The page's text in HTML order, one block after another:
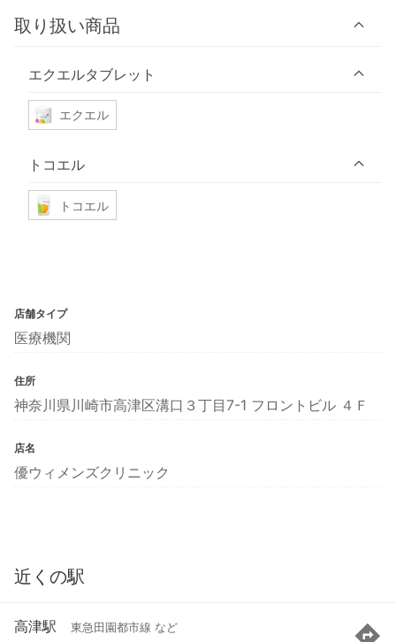
取り扱い商品
エクエルタブレット
エクエル
トコエル
トコエル
店舗タイプ
医療機関
住所
神奈川県川崎市高津区溝口３丁目7-1 フロントビル ４Ｆ
店名
優ウィメンズクリニック
近くの駅
高津駅 東急田園都市線 など